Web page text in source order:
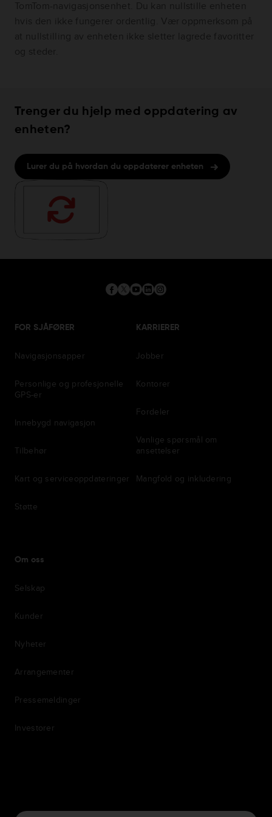
Trenger du hjelp med oppdatering av
enheten?
Lurer du på hvordan du oppdaterer enheten
FOR SJÅFØRER
Navigasjonsapper
Personlige og profesjonelle
GPS-er
Innebygd navigasjon
Tilbehør
Kart og serviceoppdateringer
Støtte
KARRIERER
Jobber
Kontorer
Fordeler
Vanlige spørsmål om
ansettelser
Mangfold og inkludering
Om oss
Selskap
Kunder
Nyheter
Arrangementer
Pressemeldinger
Investorer